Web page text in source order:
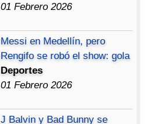
01 Febrero 2026
Messi en Medellín, pero
Rengifo se robó el show: gola
Deportes
01 Febrero 2026
J Balvin y Bad Bunny se